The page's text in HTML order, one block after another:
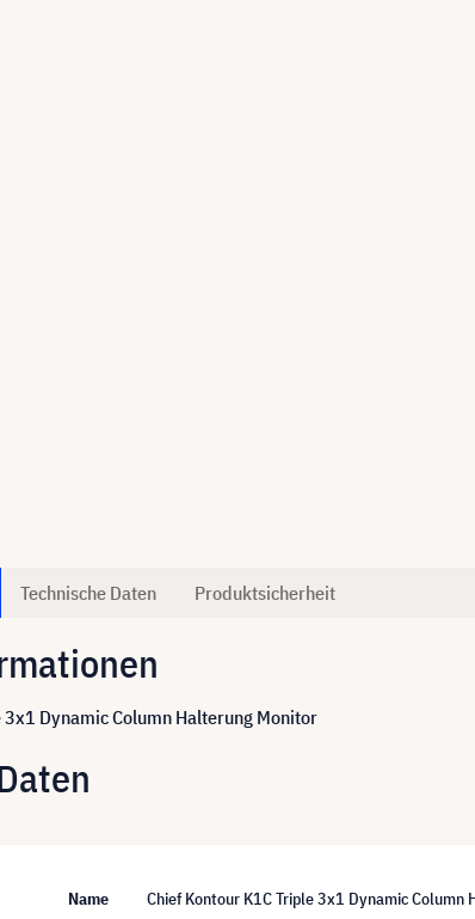
Technische Daten Produktsicherheit
Dynamic Column Halterung Monitor
Name Chief Kontour K1C Triple 3x1 Dynamic Column